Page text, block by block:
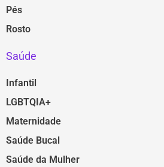
Pés
Rosto
Saúde
Infantil
LGBTQIA+
Maternidade
Saúde Bucal
Saúde da Mulher